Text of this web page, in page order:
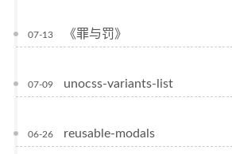
07-13 《罪与罚》
07-09 unocss-variants-list
06-26 reusable-modals